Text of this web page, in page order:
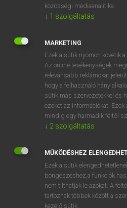
SZOTAR.NET
MICROSOFT OFFICE
ONLINE
EGYÉNI
OKTATÁSI
VÁLLALATI
RÓLUNK
SÜTI
közösségi médiaanalitika.
↓ 1 szolgáltatás
MARKETING
Ezek a sütik nyomon követik
Az online tevékenységek
relevánsabb reklámokat
hogy a felhasználó hány
sütik más szervezetekkel és
ezeket az információkat.
mindig egy harmadik féltől
↓ 2 szolgáltatás
MŰKÖDÉSHEZ
Ezek a sütik
böngészéshez,a funkciók
nem tilthatják le azokat. A
tartoznak többek között a
kezelő sütik.